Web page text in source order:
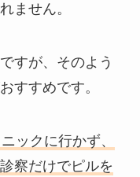
ません。
すが、そのよう
すすめです。
ックに行かず、
察だけでピルを